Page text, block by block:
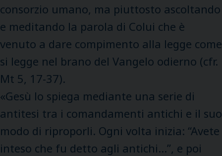
consorzio umano, ma piuttosto ascoltando
e meditando la parola di Colui che è
venuto a dare compimento alla legge come
si legge nel brano del Vangelo odierno (cfr.
Mt 5, 17-37).
«Gesù lo spiega mediante una serie di
antitesi tra i comandamenti antichi e il suo
modo di riproporli. Ogni volta inizia: “Avete
inteso che fu detto agli antichi…”, e poi